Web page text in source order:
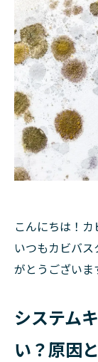
こんにちは！カ
いつもカビバ
がとうございま
システム
い？原因